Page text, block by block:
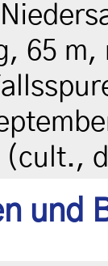
65
(cult.,
und